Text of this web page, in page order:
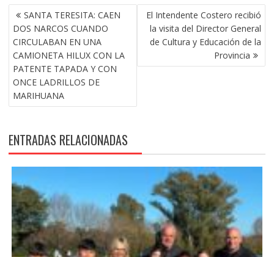
NAVEGACIÓN
DE
ENTRADAS
SANTA TERESITA: CAEN
DOS NARCOS CUANDO
CIRCULABAN EN UNA
CAMIONETA HILUX CON LA
PATENTE TAPADA Y CON
ONCE LADRILLOS DE
MARIHUANA
El Intendente Costero recibió
la visita del Director General
de Cultura y Educación de la
Provincia
ENTRADAS RELACIONADAS